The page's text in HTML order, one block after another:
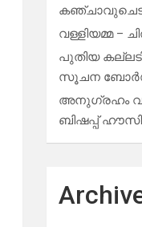
വള്ളിയമ്മ –
പുതിയ
സൂചന ബോർഡ്
അനുഗ്രഹം
ബിഷപ്പ്